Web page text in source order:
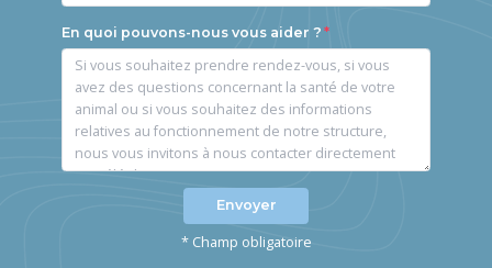
En quoi pouvons-nous vous aider ?
Envoyer
* Champ obligatoire